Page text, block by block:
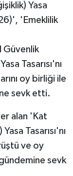
Yasa
'Emeklilik
Tasarısı'nı
oy birliği ile
sevk etti.
alan 'Kat
Tasarısı'nı
ve oy
sevk